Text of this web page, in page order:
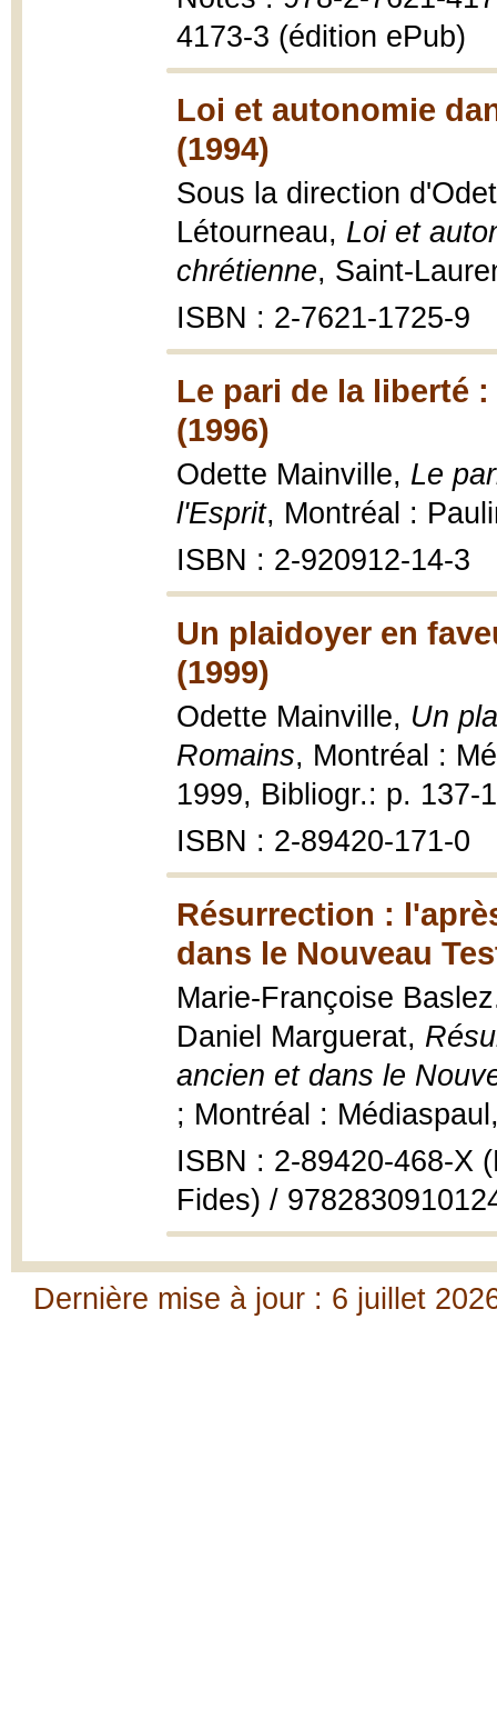
4173-3 (édition ePub)
Loi et autonomie
(1994)
Sous la direction
Létourneau, Loi et
chrétienne, Saint-
ISBN : 2-7621-1725-9
Le pari de la liberté
(1996)
Odette Mainville, Le
l'Esprit, Montréal :
ISBN : 2-920912-14-3
Un plaidoyer en
(1999)
Odette Mainville, Un
Romains, Montréal :
1999, Bibliogr.: p. 137-
ISBN : 2-89420-171-0
Résurrection :
dans le Nouveau
Marie-Françoise
Daniel Marguerat,
ancien et dans le
; Montréal :
ISBN : 2-89420-468-X
Fides) /
Dernière mise à jour : 6 juillet